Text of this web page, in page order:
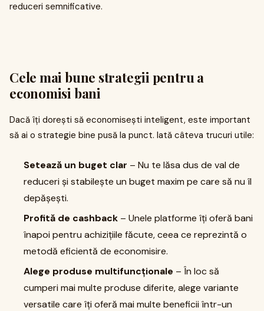
reduceri semnificative.
Cele mai bune strategii pentru a
economisi bani
Dacă îți dorești să economisești inteligent, este important
să ai o strategie bine pusă la punct. Iată câteva trucuri utile:
Setează un buget clar – Nu te lăsa dus de val de
reduceri și stabilește un buget maxim pe care să nu îl
depășești.
Profită de cashback – Unele platforme îți oferă bani
înapoi pentru achizițiile făcute, ceea ce reprezintă o
metodă eficientă de economisire.
Alege produse multifuncționale – În loc să
cumperi mai multe produse diferite, alege variante
versatile care îți oferă mai multe beneficii într-un